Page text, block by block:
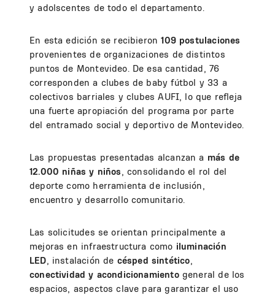
y adolscentes de todo el departamento.
En esta edición se recibieron109 postulaciones
provenientes de organizaciones de distintos
puntos de Montevideo. De esa cantidad, 76
corresponden a clubes de baby fútbol y 33 a
colectivos barriales y clubes AUFI, lo que refleja
una fuerte apropiación del programa por parte
del entramado social y deportivo de Montevideo.
Las propuestas presentadas alcanzan a más de
12.000 niñas y niños, consolidando el rol del
deporte como herramienta de inclusión,
encuentro y desarrollo comunitario.
Las solicitudes se orientan principalmente a
mejoras en infraestructura como iluminación
LED, instalación de césped sintético,
conectividad y acondicionamientogeneral de los
espacios, aspectos clave para garantizar el uso